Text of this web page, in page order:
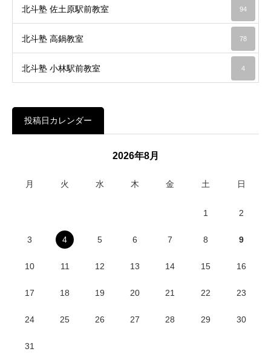
北斗塾 佐土原駅前教室 94
北斗塾 高鍋教室 78
北斗塾 小林駅前教室 4
投稿日カレンダー
2026年8月
月 火 水 木 金 土 日
1 2
3 4 5 6 7 8 9
10 11 12 13 14 15 16
17 18 19 20 21 22 23
24 25 26 27 28 29 30
31